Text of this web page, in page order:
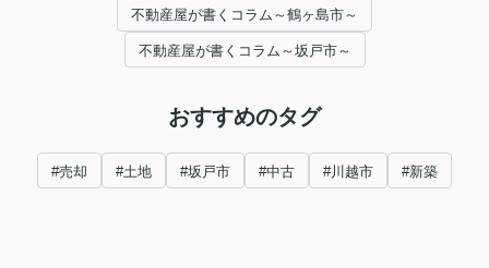
不動産屋が書くコラム～鶴ヶ島市～
不動産屋が書くコラム～坂戸市～
おすすめのタグ
#売却 #土地 #坂戸市 #中古 #川越市 #新築